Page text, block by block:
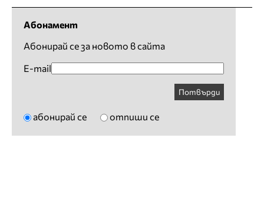
Абонамент
Абонирай се за новото в сайта
E-mail
Потвърди
абонирай се отпиши се